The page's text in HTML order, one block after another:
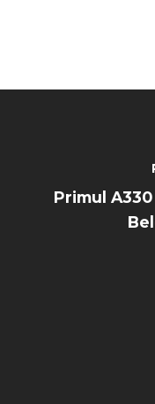
Primul